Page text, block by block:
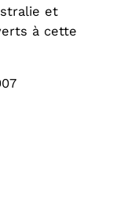
et
à cette